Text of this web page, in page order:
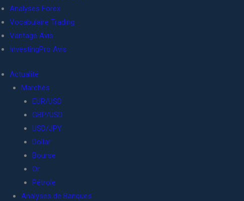
Analyses Forex
Vocabulaire Trading
Vantage Avis
InvestingPro Avis
Actualité
Marchés
EUR/USD
GBP/USD
USD/JPY
Dollar
Bourse
Or
Pétrole
Analyses de Banques